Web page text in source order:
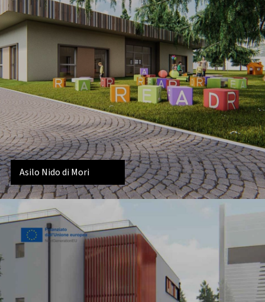
Asilo Nido di Mori